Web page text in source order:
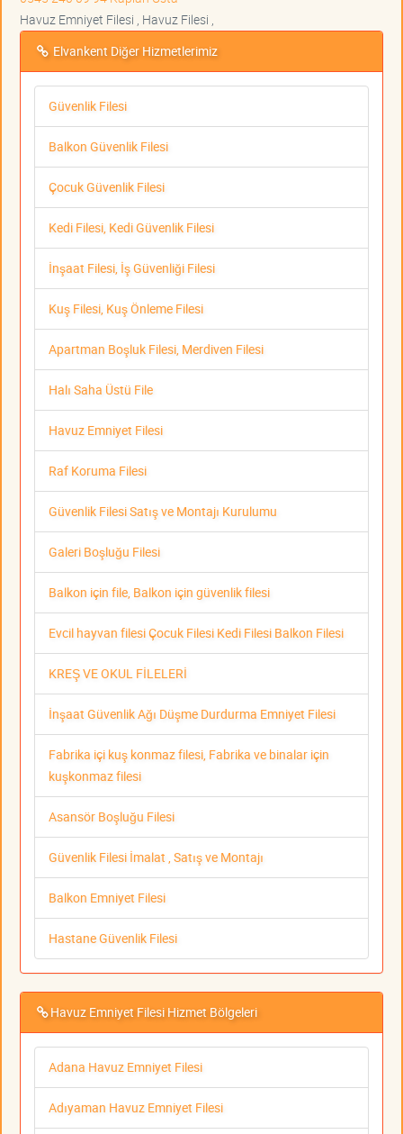
Havuz Emniyet Filesi , Havuz Filesi ,
Elvankent Diğer Hizmetlerimiz
Güvenlik Filesi
Balkon Güvenlik Filesi
Çocuk Güvenlik Filesi
Kedi Filesi, Kedi Güvenlik Filesi
İnşaat Filesi, İş Güvenliği Filesi
Kuş Filesi, Kuş Önleme Filesi
Apartman Boşluk Filesi, Merdiven Filesi
Halı Saha Üstü File
Havuz Emniyet Filesi
Raf Koruma Filesi
Güvenlik Filesi Satış ve Montajı Kurulumu
Galeri Boşluğu Filesi
Balkon için file, Balkon için güvenlik filesi
Evcil hayvan filesi Çocuk Filesi Kedi Filesi Balkon Filesi
KREŞ VE OKUL FİLELERİ
İnşaat Güvenlik Ağı Düşme Durdurma Emniyet Filesi
Fabrika içi kuş konmaz filesi, Fabrika ve binalar için
kuşkonmaz filesi
Asansör Boşluğu Filesi
Güvenlik Filesi İmalat , Satış ve Montajı
Balkon Emniyet Filesi
Hastane Güvenlik Filesi
Havuz Emniyet Filesi Hizmet Bölgeleri
Adana Havuz Emniyet Filesi
Adıyaman Havuz Emniyet Filesi